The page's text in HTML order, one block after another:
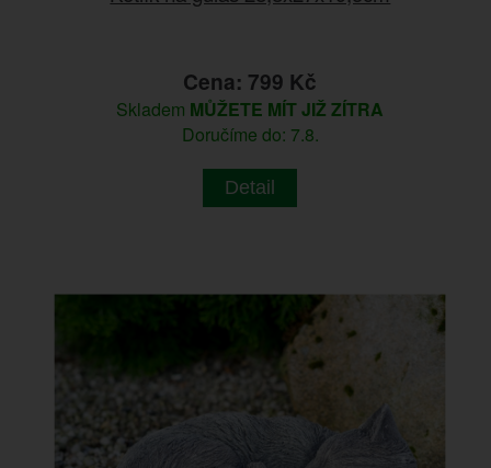
Cena: 799 Kč
Skladem MŮŽETE MÍT JIŽ ZÍTRA
Doručíme do: 7.8.
Detail